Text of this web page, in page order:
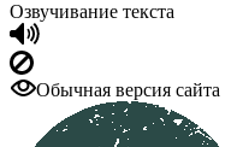
Озвучивание текста
Обычная версия сайта